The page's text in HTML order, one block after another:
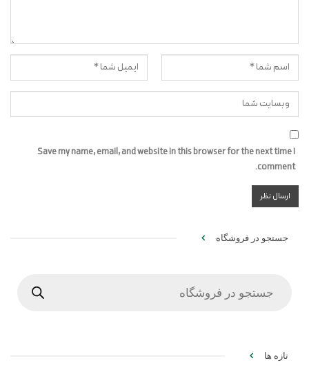
Save my name, email, and website in this browser for the next time I
comment.
جستجو در فروشگاه
تازه ها